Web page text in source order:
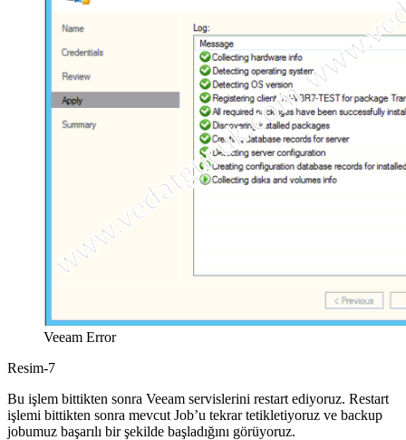
Veeam Error
Resim-7
Bu işlem bittikten sonra Veeam servislerini restart ediyoruz. Restart
işlemi bittikten sonra mevcut Job’u tekrar tetikletiyoruz ve backup
jobumuz başarılı bir şekilde başladığını görüyoruz.